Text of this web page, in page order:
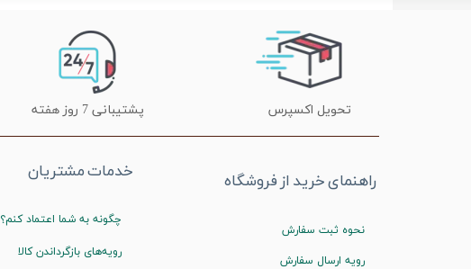
تحویل اکسپرس پشتیبانی 7 روز هفته
راهنمای خرید از فروشگاه
نحوه ثبت سفارش
رویه ارسال سفارش
خدمات مشتریان
چگونه به شما اعتماد کنم؟
رویه‌های بازگرداندن کالا